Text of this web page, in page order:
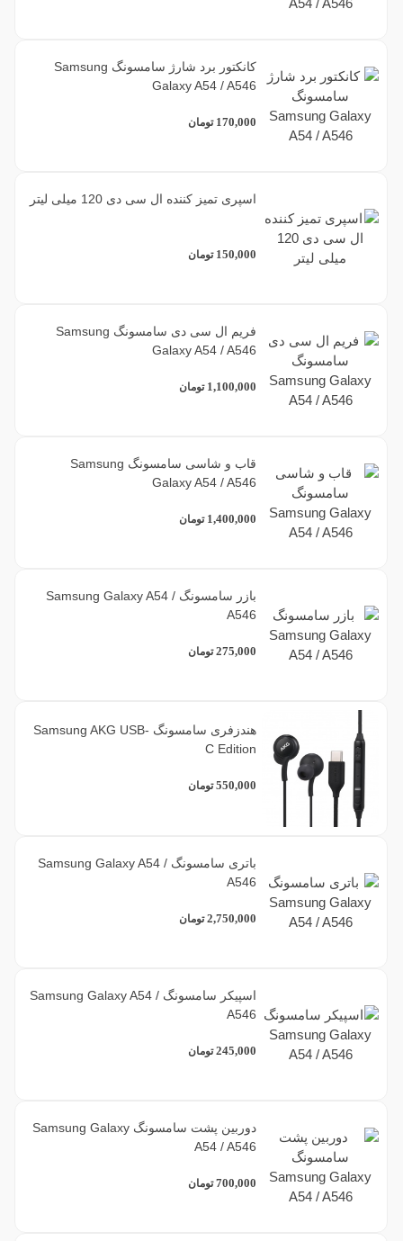
کانکتور برد شارژ سامسونگ Samsung
Galaxy A54 / A546
170,000 تومان
اسپری تمیز کننده ال سی دی 120 میلی لیتر
150,000 تومان
فریم ال سی دی سامسونگ Samsung
Galaxy A54 / A546
1,100,000 تومان
قاب و شاسی سامسونگ Samsung
Galaxy A54 / A546
1,400,000 تومان
بازر سامسونگ Samsung Galaxy A54 /
A546
275,000 تومان
هندزفری سامسونگ Samsung AKG USB-
C Edition
550,000 تومان
باتری سامسونگ Samsung Galaxy A54 /
A546
2,750,000 تومان
اسپیکر سامسونگ Samsung Galaxy A54 /
A546
245,000 تومان
دوربین پشت سامسونگ Samsung Galaxy
A54 / A546
700,000 تومان